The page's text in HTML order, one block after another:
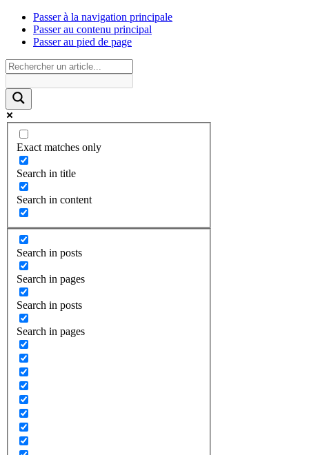
Passer à la navigation principale
Passer au contenu principal
Passer au pied de page
Exact matches only
Search in title
Search in content
Search in posts
Search in pages
Search in posts
Search in pages